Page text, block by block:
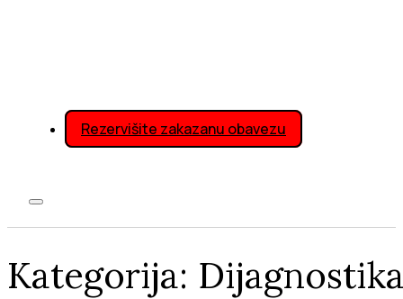
Rezervišite zakazanu obavezu
Kategorija: